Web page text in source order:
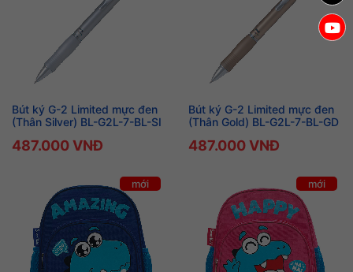
Bút ký G-2 Limited mực đen
(Thân Silver) BL-G2L-7-BL-SI
487.000 VNĐ
Bút ký G-2 Limited mực đen
(Thân Gold) BL-G2L-7-BL-GD
487.000 VNĐ
mới mới